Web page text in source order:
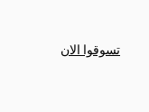
تسوقوا الان